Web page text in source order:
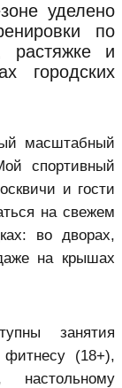
уделено
по
растяжке и
городских
масштабный
спортивный
и гости
на свежем
во дворах,
на крышах
занятия
(18+),
настольному